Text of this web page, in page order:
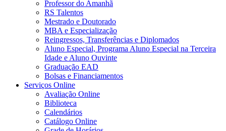
Professor do Amanhã
RS Talentos
Mestrado e Doutorado
MBA e Especialização
Reingressos, Transferências e Diplomados
Aluno Especial, Programa Aluno Especial na Terceira
Idade e Aluno Ouvinte
Graduação EAD
Bolsas e Financiamentos
Serviços Online
Avaliação Online
Biblioteca
Calendários
Catálogo Online